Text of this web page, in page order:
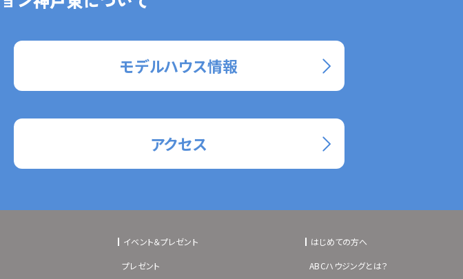
モデルハウス情報
アクセス
イベント＆プレゼント
プレゼント
はじめての方へ
ABCハウジングとは？